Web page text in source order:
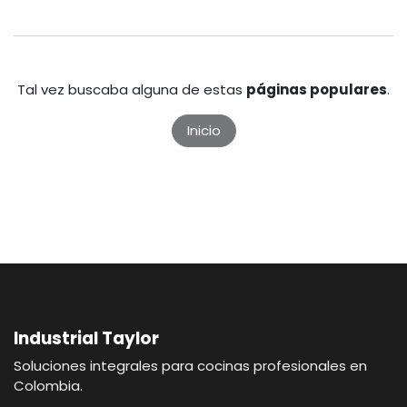
Tal vez buscaba alguna de estas páginas populares.
Inicio
Industrial Taylor
Soluciones integrales para cocinas profesionales en
Colombia.